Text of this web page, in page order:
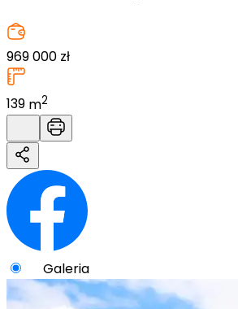
969 000 zł
139 m2
Galeria